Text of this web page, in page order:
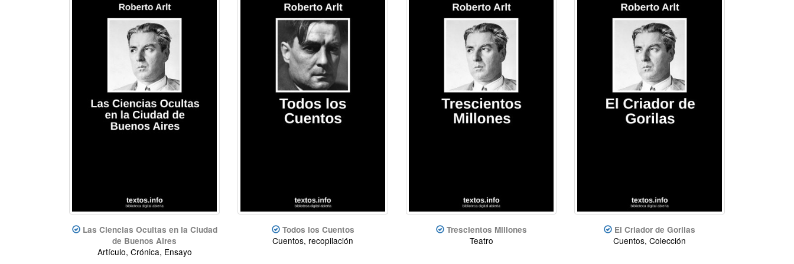
Las Ciencias Ocultas en la Ciudad
de Buenos Aires
Artículo, Crónica, Ensayo
Todos los Cuentos
Cuentos, recopilación
Trescientos Millones
Teatro
El Criador de Gorilas
Cuentos, Colección